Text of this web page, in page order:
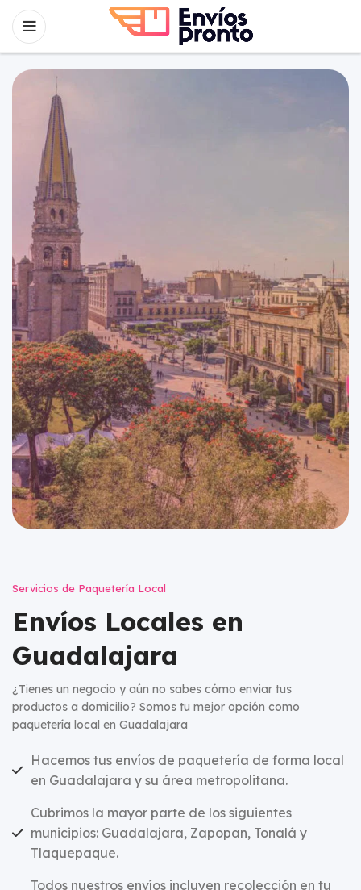
Servicios de Paquetería Local
Envíos Locales en
Guadalajara
¿Tienes un negocio y aún no sabes cómo enviar tus
productos a domicilio? Somos tu mejor opción como
paquetería local en Guadalajara
Hacemos tus envíos de paquetería de forma local
en Guadalajara y su área metropolitana.
Cubrimos la mayor parte de los siguientes
municipios: Guadalajara, Zapopan, Tonalá y
Tlaquepaque.
Todos nuestros envíos incluyen recolección en tu